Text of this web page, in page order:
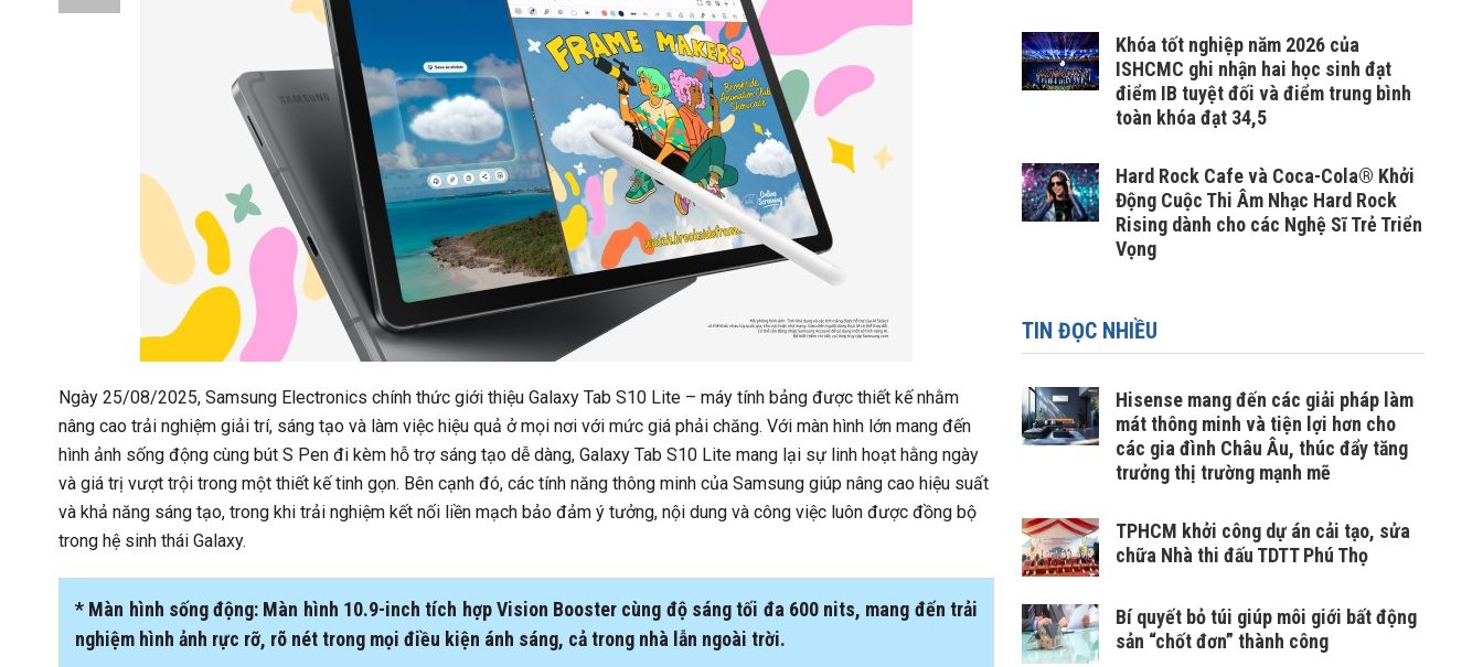
Ngày 25/08/2025, Samsung Electronics chính thức giới thiệu Galaxy Tab S10 Lite – máy tính bảng được thiết kế nhằm
nâng cao trải nghiệm giải trí, sáng tạo và làm việc hiệu quả ở mọi nơi với mức giá phải chăng. Với màn hình lớn mang đến
hình ảnh sống động cùng bút S Pen đi kèm hỗ trợ sáng tạo dễ dàng, Galaxy Tab S10 Lite mang lại sự linh hoạt hằng ngày
và giá trị vượt trội trong một thiết kế tinh gọn. Bên cạnh đó, các tính năng thông minh của Samsung giúp nâng cao hiệu suất
và khả năng sáng tạo, trong khi trải nghiệm kết nối liền mạch bảo đảm ý tưởng, nội dung và công việc luôn được đồng bộ
trong hệ sinh thái Galaxy.
* Màn hình sống động: Màn hình 10.9-inch tích hợp Vision Booster cùng độ sáng tối đa 600 nits, mang đến trải
nghiệm hình ảnh rực rỡ, rõ nét trong mọi điều kiện ánh sáng, cả trong nhà lẫn ngoài trời.
Khóa tốt nghiệp năm 2026 của
ISHCMC ghi nhận hai học sinh đạt
điểm IB tuyệt đối và điểm trung bình
toàn khóa đạt 34,5
Hard Rock Cafe và Coca-Cola® Khởi
Động Cuộc Thi Âm Nhạc Hard Rock
Rising dành cho các Nghệ Sĩ Trẻ Triển
Vọng
TIN ĐỌC NHIỀU
Hisense mang đến các giải pháp làm
mát thông minh và tiện lợi hơn cho
các gia đình Châu Âu, thúc đẩy tăng
trưởng thị trường mạnh mẽ
TPHCM khởi công dự án cải tạo, sửa
chữa Nhà thi đấu TDTT Phú Thọ
Bí quyết bỏ túi giúp môi giới bất động
sản “chốt đơn” thành công